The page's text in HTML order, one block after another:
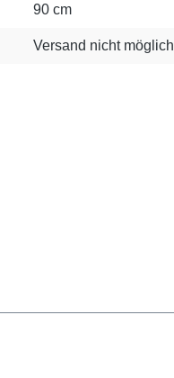
90 cm
Versand nicht möglich